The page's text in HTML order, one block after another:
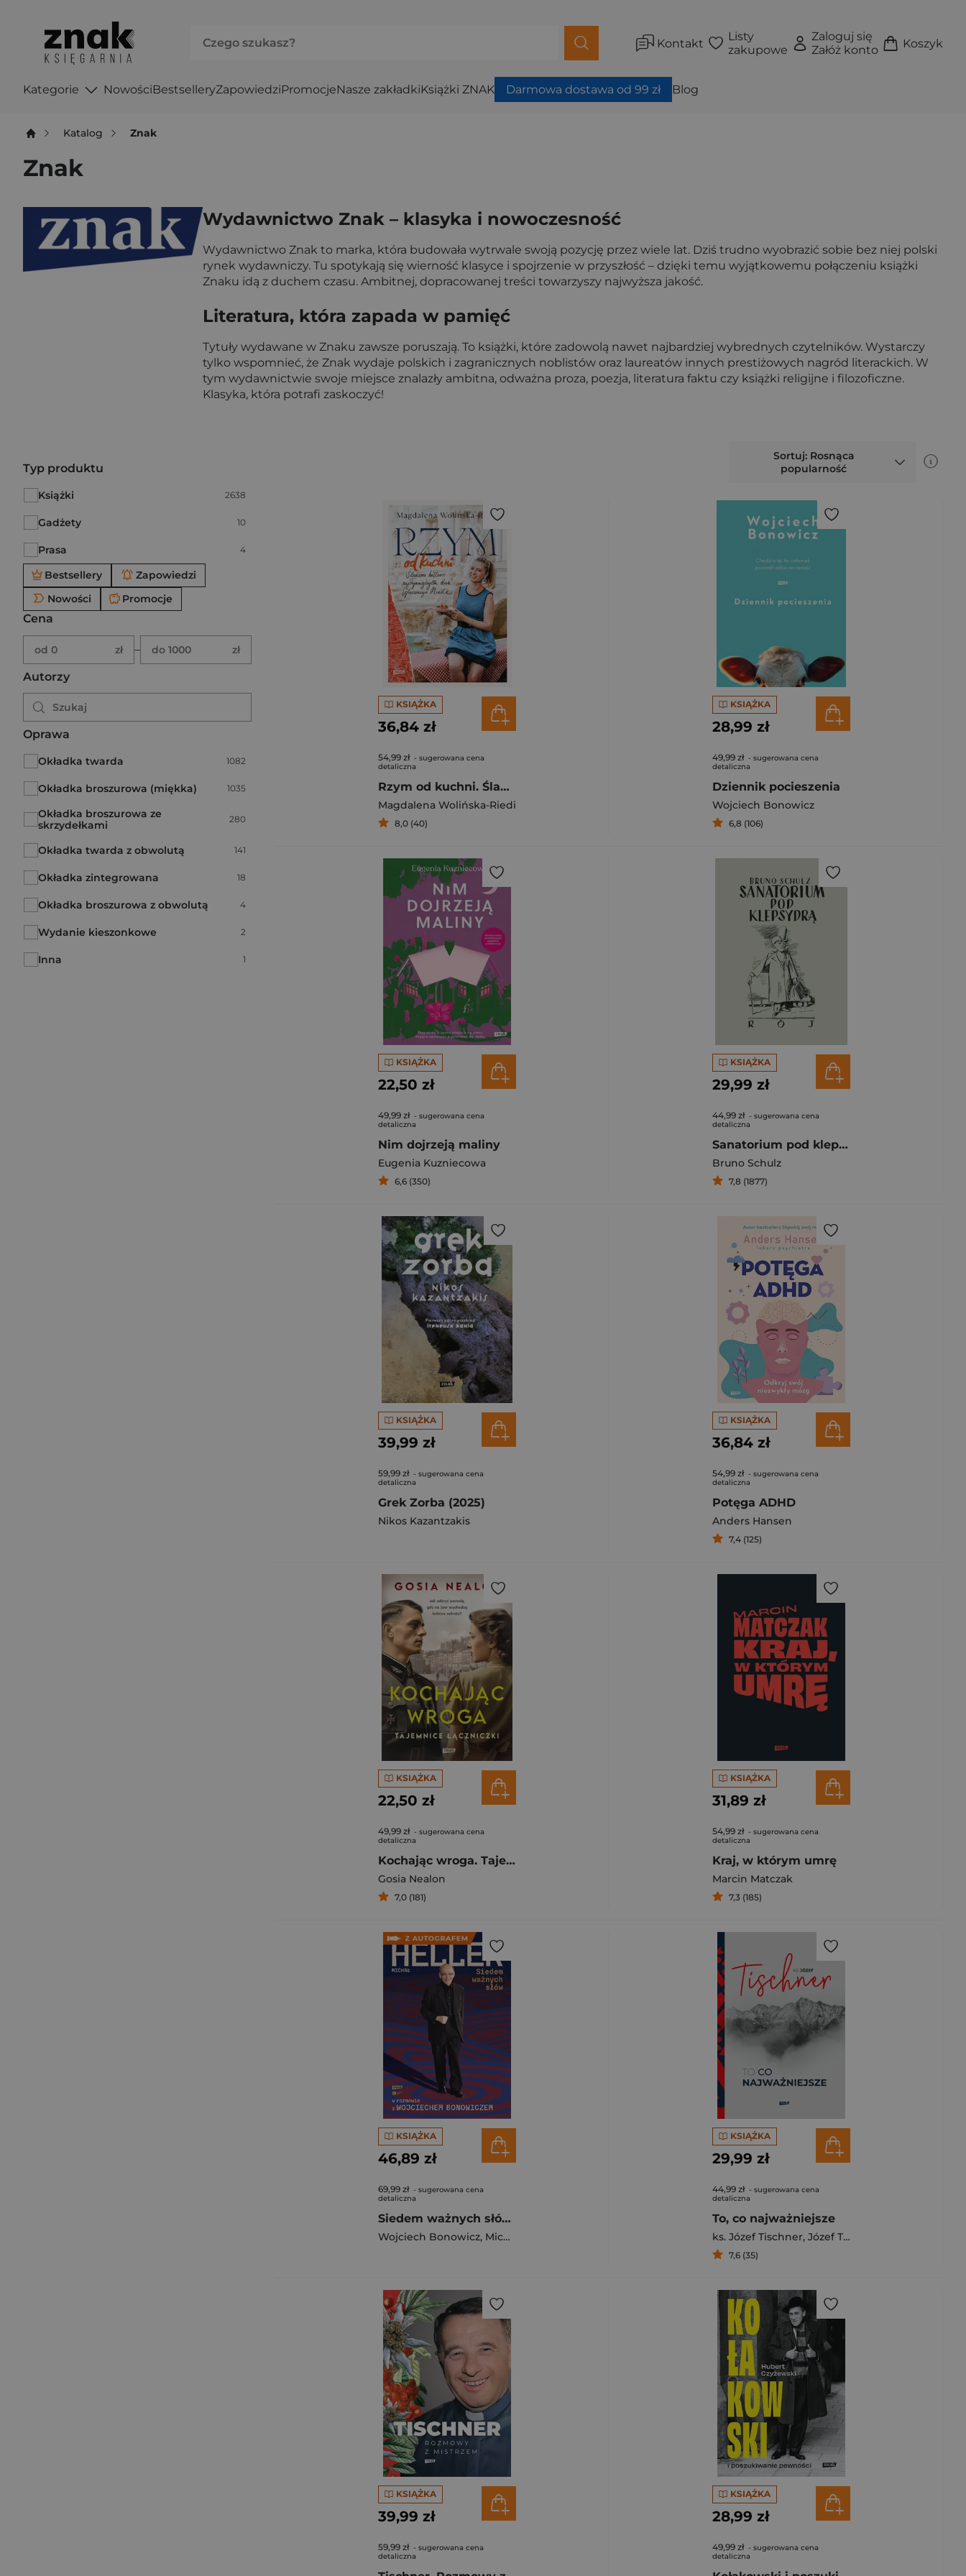
Kontakt
Listy
zakupowe
Zaloguj się
Załóż konto
Koszyk
Kategorie NowościBestselleryZapowiedziPromocjeNasze zakładkiKsiążki ZNAK Darmowa dostawa od 99 zł Blog
Katalog Znak
Znak
Wydawnictwo Znak – klasyka i nowoczesność
Wydawnictwo Znak to marka, która budowała wytrwale swoją pozycję przez wiele lat. Dziś trudno wyobrazić sobie bez niej polski
rynek wydawniczy. Tu spotykają się wierność klasyce i spojrzenie w przyszłość – dzięki temu wyjątkowemu połączeniu książki
Znaku idą z duchem czasu. Ambitnej, dopracowanej treści towarzyszy najwyższa jakość.
Literatura, która zapada w pamięć
Tytuły wydawane w Znaku zawsze poruszają. To książki, które zadowolą nawet najbardziej wybrednych czytelników. Wystarczy
tylko wspomnieć, że Znak wydaje polskich i zagranicznych noblistów oraz laureatów innych prestiżowych nagród literackich. W
tym wydawnictwie swoje miejsce znalazły ambitna, odważna proza, poezja, literatura faktu czy książki religijne i filozoficzne.
Klasyka, która potrafi zaskoczyć!
Po użyciu produkty będą automatycznie filtrowane. Wybierz filtry.
Typ produktu
Książki Liczba pozycji:
2638
Gadżety Liczba pozycji:
10
Prasa Liczba pozycji:
4
Bestsellery
Zapowiedzi
Nowości
Promocje
Cena
Brak ustawionego zakresu ceny.
Podaj zakres ceny w złotych.
od 0 zł – do 1000 zł
Autorzy
Oprawa
Okładka twarda Liczba pozycji:
1082
Okładka broszurowa (miękka) Liczba pozycji:
1035
Okładka broszurowa ze
skrzydełkami
Liczba pozycji:
280
Okładka twarda z obwolutą Liczba pozycji:
141
Okładka zintegrowana Liczba pozycji:
18
Okładka broszurowa z obwolutą Liczba pozycji:
4
Wydanie kieszonkowe Liczba pozycji:
2
Inna Liczba pozycji:
1
Sortuj: Rosnąca
popularność
KSIĄŻKA
36,84 zł
54,99 zł - sugerowana cena
detaliczna
Rzym od kuchni. Śladami historii najsłynniejszych dań Wiecznego Miasta
Magdalena Wolińska-Riedi
8,0 (40)
KSIĄŻKA
28,99 zł
49,99 zł - sugerowana cena
detaliczna
Dziennik pocieszenia
Wojciech Bonowicz
6,8 (106)
KSIĄŻKA
22,50 zł
49,99 zł - sugerowana cena
detaliczna
Nim dojrzeją maliny
Eugenia Kuzniecowa
6,6 (350)
KSIĄŻKA
29,99 zł
44,99 zł - sugerowana cena
detaliczna
Sanatorium pod klepsydrą
Bruno Schulz
7,8 (1877)
KSIĄŻKA
39,99 zł
59,99 zł - sugerowana cena
detaliczna
Grek Zorba (2025)
Nikos Kazantzakis
KSIĄŻKA
36,84 zł
54,99 zł - sugerowana cena
detaliczna
Potęga ADHD
Anders Hansen
7,4 (125)
KSIĄŻKA
22,50 zł
49,99 zł - sugerowana cena
detaliczna
Kochając wroga. Tajemnice łączniczki
Gosia Nealon
7,0 (181)
KSIĄŻKA
31,89 zł
54,99 zł - sugerowana cena
detaliczna
Kraj, w którym umrę
Marcin Matczak
7,3 (185)
KSIĄŻKA
46,89 zł
69,99 zł - sugerowana cena
detaliczna
Siedem ważnych słów. Michał Heller w rozmowie z Wojciechem Bonowiczem - książka z autografem
Wojciech Bonowicz, Michał Heller
KSIĄŻKA
29,99 zł
44,99 zł - sugerowana cena
detaliczna
To, co najważniejsze
ks. Józef Tischner, Józef Tischner
7,6 (35)
KSIĄŻKA
39,99 zł
59,99 zł - sugerowana cena
detaliczna
KSIĄŻKA
28,99 zł
49,99 zł - sugerowana cena
detaliczna